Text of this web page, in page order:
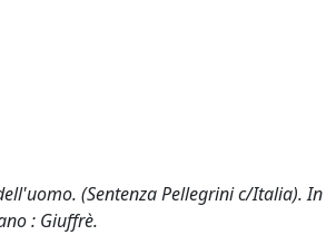
(Sentenza Pellegrini c/Italia).
: Giuffrè.